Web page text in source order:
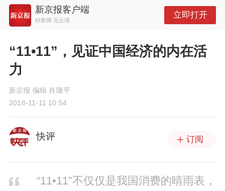
新京报客户端
好新闻 无止境
立即打开
“11•11”，见证中国经济的内在活
力
新京报 编辑 肖隆平
2018-11-11 10:54
快评 订阅
“11•11”不仅仅是我国消费的晴雨表，